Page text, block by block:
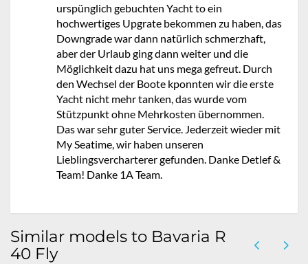
urspünglich gebuchten Yacht to ein
hochwertiges Upgrate bekommen zu haben, das
Downgrade war dann natürlich schmerzhaft,
aber der Urlaub ging dann weiter und die
Möglichkeit dazu hat uns mega gefreut. Durch
den Wechsel der Boote kponnten wir die erste
Yacht nicht mehr tanken, das wurde vom
Stützpunkt ohne Mehrkosten übernommen.
Das war sehr guter Service. Jederzeit wieder mit
My Seatime, wir haben unseren
Lieblingsvercharterer gefunden. Danke Detlef &
Team! Danke 1A Team.
Similar models to Bavaria R
40 Fly